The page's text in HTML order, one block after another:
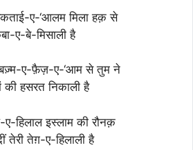
ए-‘आलम मिला हक़ से
ए-बे-मिसाली है
बज़्म-ए-फ़ैज़-ए-‘आम से तुम ने
की हसरत निकाली है
हिलाल इस्लाम की रौनक़
तेरी तेग़-ए-हिलाली है